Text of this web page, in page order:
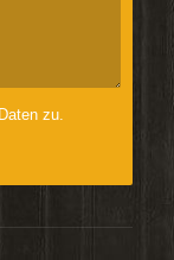
zu.